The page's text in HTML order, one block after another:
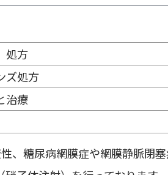
処方
ズ処方
治療
、糖尿病網膜症や網膜静脈閉